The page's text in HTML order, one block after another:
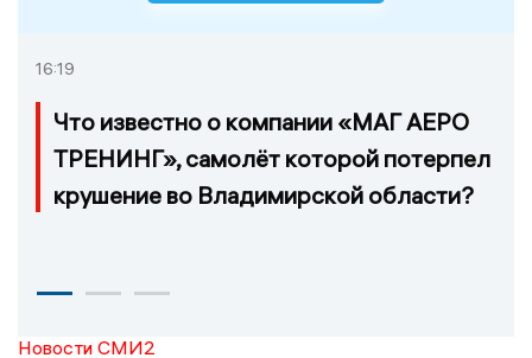
16:19
Что известно о компании «МАГ АЕРО
ТРЕНИНГ», самолёт которой потерпел
крушение во Владимирской области?
Новости СМИ2